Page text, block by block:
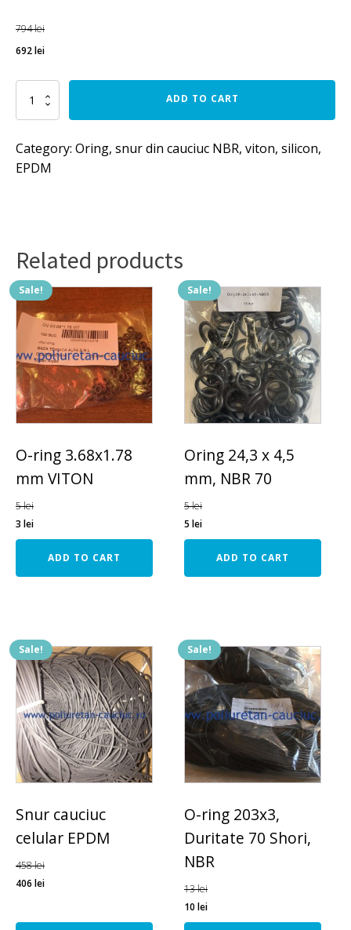
794lei
692lei
Snur
cauciuc
spongios
EPDM
diametrul
ADD TO CART
Category: Oring, snur din cauciuc NBR, viton, silicon,
EPDM
Related products
Sale!
O-ring 3.68x1.78
mm VITON
5lei
3 lei
ADD TO CART
Sale!
Oring 24,3 x 4,5
mm, NBR 70
5lei
5lei
ADD TO CART
Sale!
Snur cauciuc
celular EPDM
458lei
406 lei
Sale!
O-ring 203x3,
Duritate 70 Shori,
NBR
13lei
10lei